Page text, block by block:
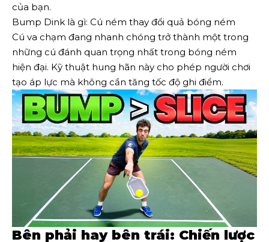
của bạn.
Bump Dink là gì: Cú ném thay đổi quả bóng ném
Cú va chạm đang nhanh chóng trở thành một trong
những cú đánh quan trọng nhất trong bóng ném
hiện đại. Kỹ thuật hung hãn này cho phép người chơi
tạo áp lực mà không cần tăng tốc độ ghi điểm.
Bên phải hay bên trái: Chiến lược